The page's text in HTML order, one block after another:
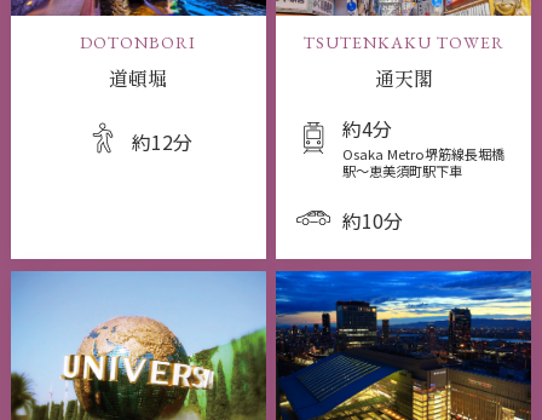
DOTONBORI
道頓堀
約12分
TSUTENKAKU TOWER
通天閣
約4分
Osaka Metro堺筋線長堀橋
駅〜恵美須町駅下車
約10分